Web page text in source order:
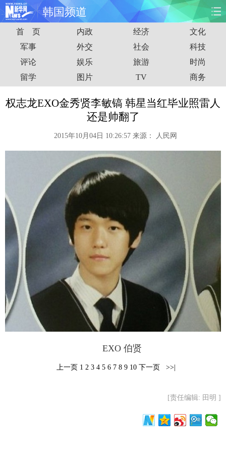
韩国频道
首页 时政 国际 财经
娱乐 体育 人事 教育
时尚 思客 地方 法治
台湾 华人
能源 房产
视频 彩票
健康 信息化
金融 公益 军事 无人机
富媒体 新华广播
新华电视中文 新华电视英文 返回PC
首 页 内政 经济
文化
军事
外交 社会
科技
评论
娱乐 旅游
时尚
留学
图片 TV 商务
权志龙EXO金秀贤李敏镐 韩星当红毕业照雷人
还是帅翻了
2015年10月04日 10:26:57 来源： 人民网
EXO 伯贤
上一页 1 2 3 4 5 6 7 8 9 10 下一页 >>|
[责任编辑: 田明 ]